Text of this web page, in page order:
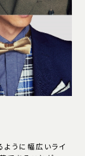
ように幅広いライ